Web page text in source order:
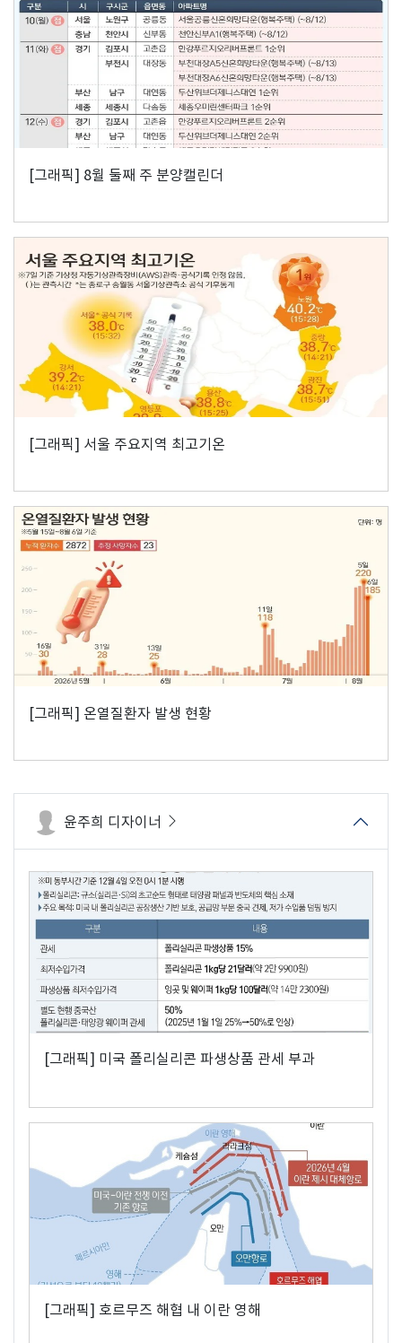
[그래픽] 8월 둘째 주 분양캘린더
[그래픽] 서울 주요지역 최고기온
[그래픽] 온열질환자 발생 현황
윤주희 디자이너
[그래픽] 미국 폴리실리콘 파생상품 관세 부과
[그래픽] 호르무즈 해협 내 이란 영해